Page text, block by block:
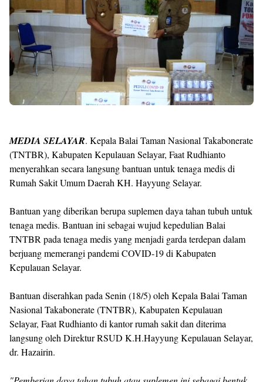
MEDIA SELAYAR. Kepala Balai Taman Nasional Takabonerate
(TNTBR), Kabupaten Kepulauan Selayar, Faat Rudhianto
menyerahkan secara langsung bantuan untuk tenaga medis di
Rumah Sakit Umum Daerah KH. Hayyung Selayar.
Bantuan yang diberikan berupa suplemen daya tahan tubuh untuk
tenaga medis. Bantuan ini sebagai wujud kepedulian Balai
TNTBR pada tenaga medis yang menjadi garda terdepan dalam
berjuang memerangi pandemi COVID-19 di Kabupaten
Kepulauan Selayar.
Bantuan diserahkan pada Senin (18/5) oleh Kepala Balai Taman
Nasional Takabonerate (TNTBR), Kabupaten Kepulauan
Selayar, Faat Rudhianto di kantor rumah sakit dan diterima
langsung oleh Direktur RSUD K.H.Hayyung Kepulauan Selayar,
dr. Hazairin.